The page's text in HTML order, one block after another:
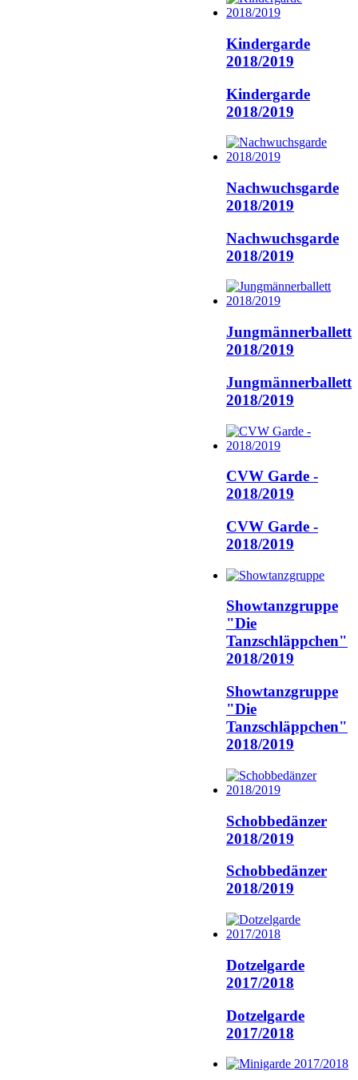
Kindergarde
2018/2019
Kindergarde
2018/2019
Nachwuchsgarde
2018/2019
Nachwuchsgarde
2018/2019
Jungmännerballett
2018/2019
Jungmännerballett
2018/2019
CVW Garde -
2018/2019
CVW Garde -
2018/2019
Showtanzgruppe
"Die
Tanzschläppchen"
2018/2019
Showtanzgruppe
"Die
Tanzschläppchen"
2018/2019
Schobbedänzer
2018/2019
Schobbedänzer
2018/2019
Dotzelgarde
2017/2018
Dotzelgarde
2017/2018